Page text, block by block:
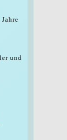
und